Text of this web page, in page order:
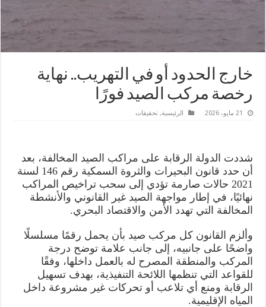
خارج الحدود أو في التهريب.. نهاية
رخصة مركب الصيد فورًا
21 مايو، 2026 الرئيسية,تحقيقات
شددت الدولة الرقابة على مراكب الصيد المخالفة، بعد
أن حدد قانون البحيرات والثروة السمكية رقم 146 لسنة
2021 حالات صارمة تؤدي إلى سحب تراخيص المراكب
نهائيًا، في إطار مواجهة الصيد غير القانوني والأنشطة
المخالفة التي تهدد الأمن والاقتصاد البحري.
وألزم القانون كل مركب صيد بأن يحمل رقمًا مسلسلًا
واضحًا على جانبيه، إلى جانب علامة توضح درجة
المركب والمنطقة المصرح له بالعمل داخلها، وفقًا
للقواعد التي تنظمها اللائحة التنفيذية، بهدف تسهيل
الرقابة ومنع أي تلاعب أو تحركات غير مشروعة داخل
المياه الإقليمية.